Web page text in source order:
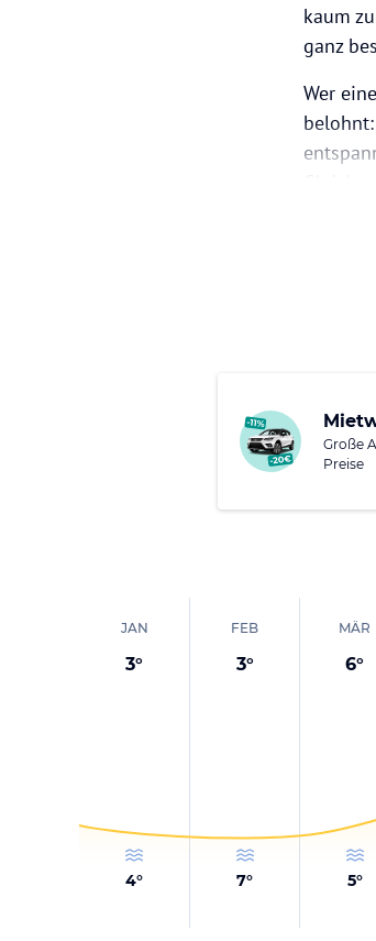
kaum
ganz
Wer
vor
Große
Preise
JAN
3°
4°
FEB
3°
7°
MÄR
6°
5°